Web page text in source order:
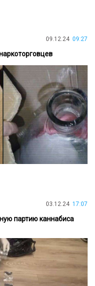
09.12.24 09:27
03.12.24 17:07
партию каннабиса